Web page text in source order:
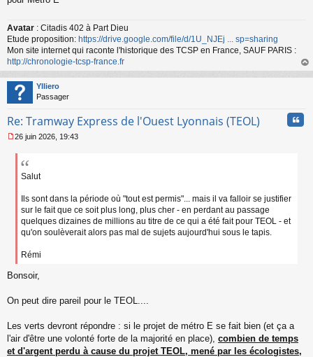
u
Avatar : Citadis 402 à Part Dieu
Etude proposition: https://drive.google.com/file/d/1U_NJEj ... sp=sharing
Mon site internet qui raconte l'historique des TCSP en France, SAUF PARIS :
http://chronologie-tcsp-france.fr
au
Ylliero
Passager
Re: Tramway Express de l'Ouest Lyonnais (TEOL)
e
26 juin 2026, 19:43
Salut
Ils sont dans la période où "tout est permis"... mais il va falloir se justifier
sur le fait que ce soit plus long, plus cher - en perdant au passage
quelques dizaines de millions au titre de ce qui a été fait pour TEOL - et
qu'on soulèverait alors pas mal de sujets aujourd'hui sous le tapis.
Rémi
Bonsoir,
On peut dire pareil pour le TEOL....
Les verts devront répondre : si le projet de métro E se fait bien (et ça a
l'air d'être une volonté forte de la majorité en place), combien de temps
et d'argent perdu à cause du projet TEOL, mené par les écologistes,